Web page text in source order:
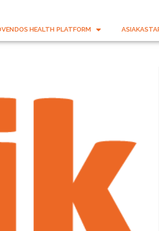
HEALTH PLATFORM